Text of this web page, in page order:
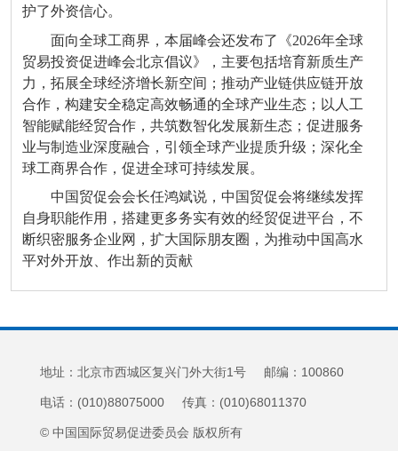
护了外资信心。
面向全球工商界，本届峰会还发布了《2026年全球
贸易投资促进峰会北京倡议》，主要包括培育新质生产
力，拓展全球经济增长新空间；推动产业链供应链开放
合作，构建安全稳定高效畅通的全球产业生态；以人工
智能赋能经贸合作，共筑数智化发展新生态；促进服务
业与制造业深度融合，引领全球产业提质升级；深化全
球工商界合作，促进全球可持续发展。
中国贸促会会长任鸿斌说，中国贸促会将继续发挥
自身职能作用，搭建更多务实有效的经贸促进平台，不
断织密服务企业网，扩大国际朋友圈，为推动中国高水
平对外开放、作出新的贡献
地址：北京市西城区复兴门外大街1号 邮编：100860
电话：(010)88075000 传真：(010)68011370
© 中国国际贸易促进委员会 版权所有